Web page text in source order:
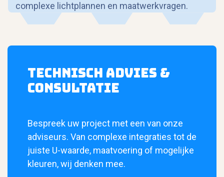
complexe lichtplannen en maatwerkvragen.
TECHNISCH ADVIES &
CONSULTATIE
Bespreek uw project met een van onze
adviseurs. Van complexe integraties tot de
juiste U-waarde, maatvoering of mogelijke
kleuren, wij denken mee.